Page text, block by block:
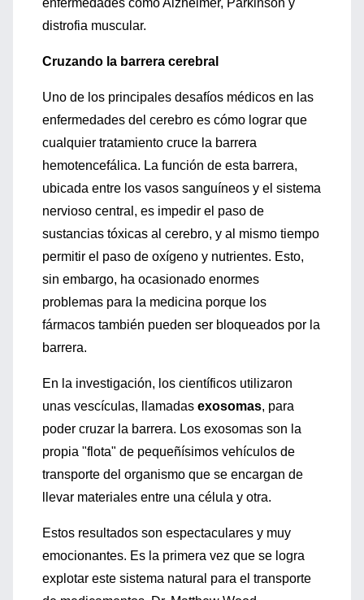
enfermedades como Alzheimer, Parkinson y
distrofia muscular.
Cruzando la barrera cerebral
Uno de los principales desafíos médicos en las
enfermedades del cerebro es cómo lograr que
cualquier tratamiento cruce la barrera
hemotencefálica. La función de esta barrera,
ubicada entre los vasos sanguíneos y el sistema
nervioso central, es impedir el paso de
sustancias tóxicas al cerebro, y al mismo tiempo
permitir el paso de oxígeno y nutrientes. Esto,
sin embargo, ha ocasionado enormes
problemas para la medicina porque los
fármacos también pueden ser bloqueados por la
barrera.
En la investigación, los científicos utilizaron
unas vescículas, llamadas exosomas, para
poder cruzar la barrera. Los exosomas son la
propia "flota" de pequeñísimos vehículos de
transporte del organismo que se encargan de
llevar materiales entre una célula y otra.
Estos resultados son espectaculares y muy
emocionantes. Es la primera vez que se logra
explotar este sistema natural para el transporte